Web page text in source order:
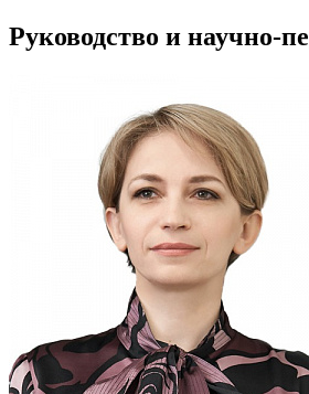
Руководство и научно-